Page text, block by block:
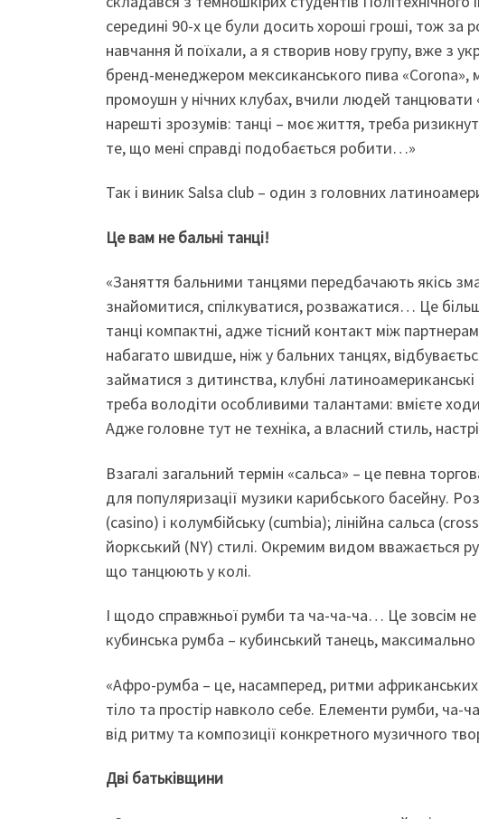
середині 90-х це були досить хороші гроші, тож за
навчання й поїхали, а я створив нову групу, вже з
бренд-менеджером мексиканського пива
промоушн у нічних клубах, вчили людей
нарешті зрозумів: танці – моє життя, треба
те, що мені справді подобається робити…»
Так і виник Salsa club – один з головних
Це вам не бальні танці!
«Заняття бальними танцями передбачають якісь
знайомитися, спілкуватися, розважатися… Це
танці компактні, адже тісний контакт між
набагато швидше, ніж у бальних танцях,
займатися з дитинства, клубні
треба володіти особливими талантами: вмієте
Адже головне тут не техніка, а власний стиль,
Взагалі загальний термін «сальса» – це певна
для популяризації музики карибського басейну.
(casino) і колумбійську (cumbia); лінійна сальса
йоркський (NY) стилі. Окремим видом вважається
що танцюють у колі.
І щодо справжньої румби та ча-ча-ча… Це зовсім
кубинська румба – кубинський танець,
«Афро-румба – це, насамперед, ритми африканських
тіло та простір навколо себе. Елементи румби, ча-
від ритму та композиції конкретного музичного
Дві батьківщини